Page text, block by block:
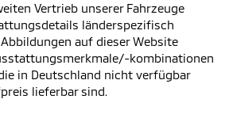
Vertrieb unserer Fahrzeuge
länderspezifisch
auf dieser Website
kombinationen
in Deutschland nicht verfügbar
lieferbar sind.